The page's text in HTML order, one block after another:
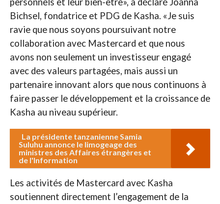
Bichsel, fondatrice et PDG de Kasha. «Je suis
ravie que nous soyons poursuivant notre
collaboration avec Mastercard et que nous
avons non seulement un investisseur engagé
avec des valeurs partagées, mais aussi un
partenaire innovant alors que nous continuons à
faire passer le développement et la croissance de
Kasha au niveau supérieur.
La présidente tanzanienne Samia
Suluhu annonce le limogeage des
ministres des Affaires étrangères et
de l'Information
Les activités de Mastercard avec Kasha
soutiennent directement l’engagement de la